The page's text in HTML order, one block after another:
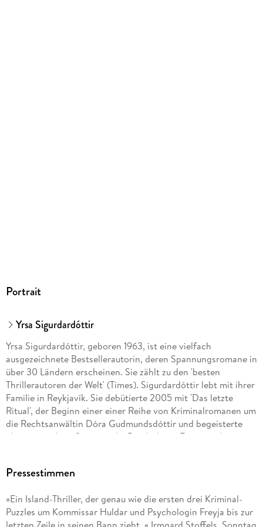
Portrait
Yrsa Sigurdardóttir
Yrsa Sigurdardóttir, geboren 1963, ist eine vielfach
ausgezeichnete Bestsellerautorin, deren Spannungsromane in
über 30 Ländern erscheinen. Sie zählt zu den 'besten
Thrillerautoren der Welt' (Times). Sigurdardóttir lebt mit ihrer
Familie in Reykjavík. Sie debütierte 2005 mit 'Das letzte
Ritual', der Beginn einer einer Reihe von Kriminalromanen um
die Rechtsanwältin Dóra Gudmundsdóttir und begeisterte
ebenso mit ihrer Serie um die Psychologin Freyja und
monatelang auf der SPIEGEL-Bestsellerliste. Auch ihre
gefeierte SPIEGEL-Bestseller.
Pressestimmen
»Ein Island-Thriller, der genau wie die ersten drei Kriminal-
Puzzles um Kommissar Huldar und Psychologin Freyja bis zur